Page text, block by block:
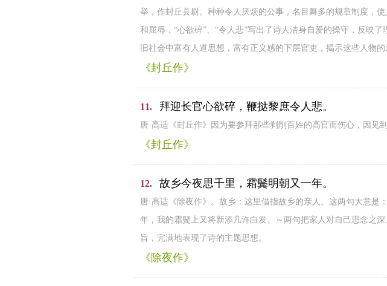
举，作封丘县尉。种种令人厌烦的公事，名目舞多的规章制度，
和屈辱．“心欲碎”、“令人悲”写出了诗人洁身自爱的操守，反映
旧社会中富有人道思想，富有正义感的下层官吏，揭示这些人物的
《封丘作》
11. 拜迎长官心欲碎，鞭挞黎庶令人悲。
唐·高适《封丘作》因为要参拜那些剥削百姓的高官而伤心，因见
《封丘作》
12. 故乡今夜思千里，霜鬓明朝又一年。
唐·高适《除夜作》。故乡：这里借指故乡的亲人。这两句大意
年，我的霜鬓上又将新添几许白发。～两句把家人对自己思念之
旨，完满地表现了诗的主题思想。
《除夜作》